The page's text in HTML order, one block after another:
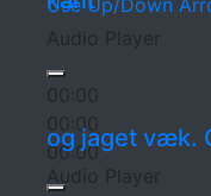
Use Up/Down
Audio Player
00:00
00:00
00:00
og jaget væk.
Audio Player